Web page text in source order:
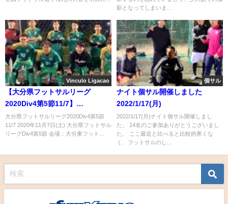
影となってしまいま...
Vinculo Ligacao
【大分県フットサルリーグ
2020Div4第5節11/7】
VinculoLigacao 結果
大分県フットサルリーグ2020Div4第5節
11/7 2020年11月7日(土) 大分県フットサル
リーグDiv4第5節 会場：大分東フット...
個サル
ナイト個サル開催しました
2022/1/17(月)
2022/1/17(月)ナイト個サル開催しまし
た。 14名のご参加ありがとうございまし
た。 ここ最近と比べると比較的寒くな
く、フットサルのし...